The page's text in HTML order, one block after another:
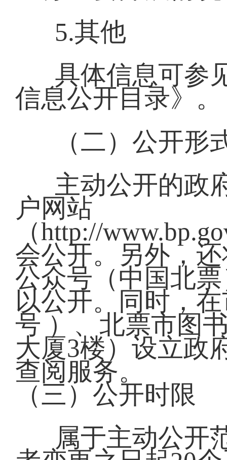
5.其他
具体信息可参
信息公开目录》
（二）公开形
主动公开的政
户网站
（http://
会公开。另外，
公众号（中国北
以公开。同时，
号 ）、北票市图
大厦3楼）设立政
查阅服务。
（三）公开时限
属于主动公开